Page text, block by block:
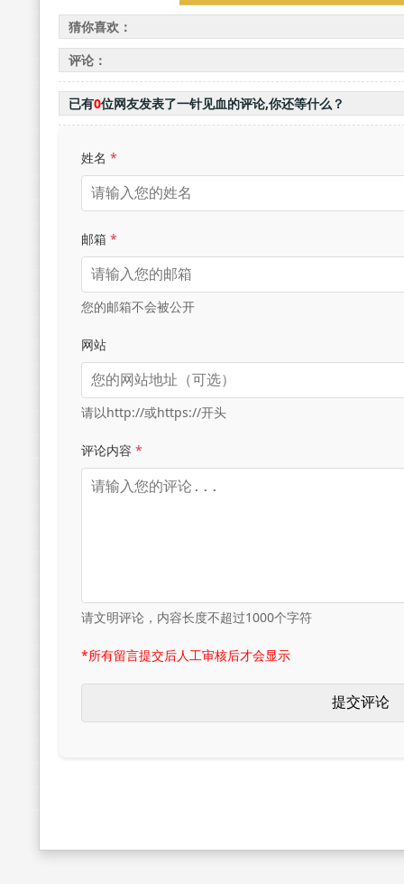
猜你喜欢：
评论：
已有0位网友发表了一针见血的评论,你还等什么？
姓名 *
邮箱 *
您的邮箱不会被公开
网站
请以http://或https://开头
评论内容 *
请文明评论，内容长度不超过1000个字符
*所有留言提交后人工审核后才会显示